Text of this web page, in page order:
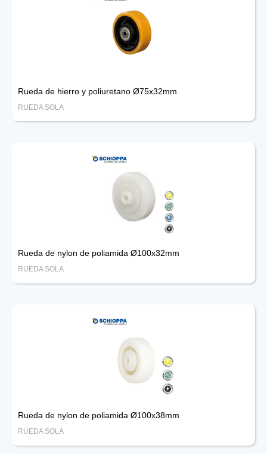
Rueda de hierro y poliuretano Ø75x32mm
RUEDA SOLA
Rueda de nylon de poliamida Ø100x32mm
RUEDA SOLA
Rueda de nylon de poliamida Ø100x38mm
RUEDA SOLA